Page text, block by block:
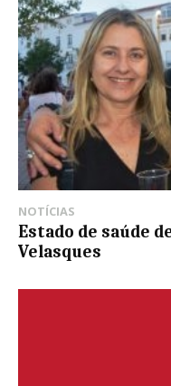
NOTÍCIAS
Estado de saúde
Velasques